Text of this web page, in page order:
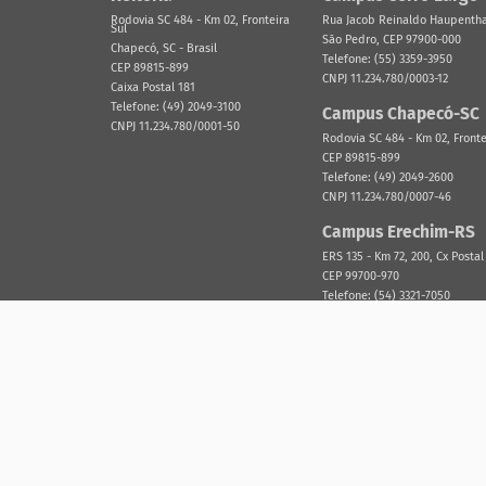
Rodovia SC 484 - Km 02, Fronteira
Sul
Chapecó, SC - Brasil
CEP 89815-899
Caixa Postal 181
Telefone: (49) 2049-3100
CNPJ 11.234.780/0001-50
Rua Jacob Reinaldo
São Pedro, CEP 97900-000
Telefone: (55) 3359-3950
CNPJ 11.234.780/0003-12
Campus Chapecó-SC
Rodovia SC 484 - Km 02,
CEP 89815-899
Telefone: (49) 2049-2600
CNPJ 11.234.780/0007-46
Campus Erechim-RS
ERS 135 - Km 72, 200, Cx Postal
CEP 99700-970
Telefone: (54) 3321-7050